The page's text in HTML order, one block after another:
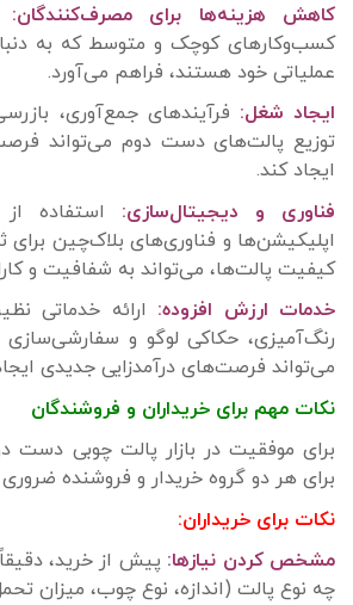
کاهش هزینه‌ها برای مصرف‌کنندگان:
کسب‌وکارهای کوچک و متوسط که به
عملیاتی خود هستند، فراهم می‌آورد.
ایجاد شغل: فرآیندهای جمع‌آوری،
توزیع پالت‌های دست دوم می‌تواند
ایجاد کند.
فناوری و دیجیتال‌سازی:
استفاده از
اپلیکیشن‌ها و فناوری‌های بلاک‌چین
کیفیت پالت‌ها، می‌تواند به شفافیت و
خدمات ارزش افزوده: ارائه خدماتی
رنگ‌آمیزی، حکاکی لوگو و
می‌تواند فرصت‌های درآمدزایی جدیدی
نکات مهم برای خریداران و فروشندگان
برای موفقیت در بازار پالت چوبی دست
برای هر دو گروه خریدار و فروشنده
نکات برای خریداران:
مشخص کردن نیازها: پیش از خرید،
چه نوع پالت (اندازه، نوع چوب، میزان